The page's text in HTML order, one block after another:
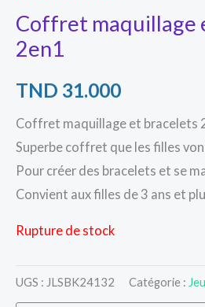
Coffret maquillage
2en1
TND 31.000
Coffret maquillage et bracelets
Superbe coffret que les filles
Pour créer des bracelets et se
Convient aux filles de 3 ans et
Rupture de stock
UGS : JLSBK24132 Catégorie :